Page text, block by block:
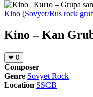
Kino (Sovyet/Rus rock
Kino – Kan
❤ 0
Composer
Genre Sovyet Rock
Location SSCB